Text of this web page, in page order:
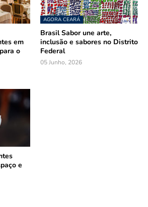
em
o
AGORA CEARÁ
Brasil Sabor une arte,
inclusão e sabores no Distrito
Federal
05 Junho, 2026
e